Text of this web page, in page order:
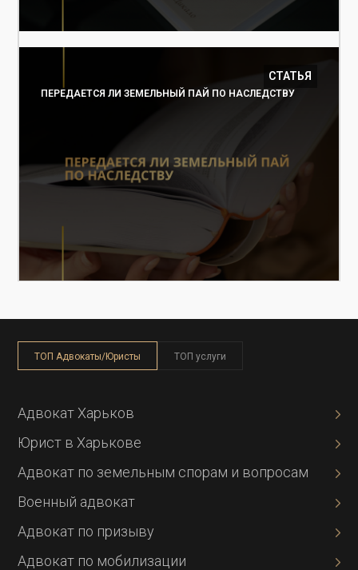
СТАТЬЯ
ПЕРЕДАЕТСЯ ЛИ ЗЕМЕЛЬНЫЙ ПАЙ ПО НАСЛЕДСТВУ
ТОП Адвокаты/Юристы ТОП услуги
Адвокат Харьков
Юрист в Харькове
Адвокат по земельным спорам и вопросам
Военный адвокат
Адвокат по призыву
Адвокат по мобилизации